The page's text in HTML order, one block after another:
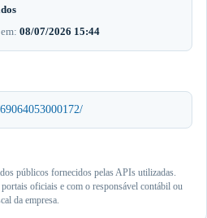
08/07/2026 15:44
públicos fornecidos pelas APIs utilizadas.
oficiais e com o responsável contábil ou
da empresa.